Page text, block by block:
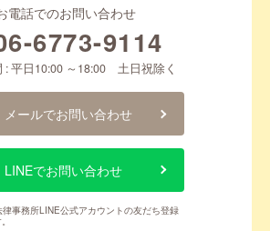
電話でのお問い合わせ
6773-9114
: 平日10:00 ～18:00 土日祝除く
メールでお問い合わせ
LINEでお問い合わせ
律事務所LINE公式アカウントの友だち登録